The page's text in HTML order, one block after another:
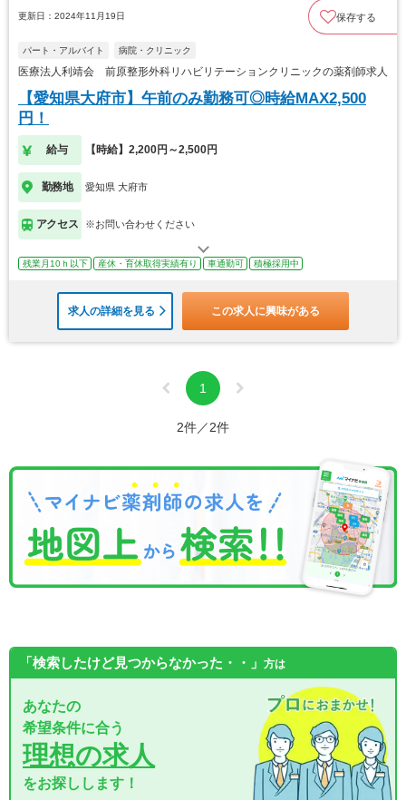
更新日：2024年11月19日 保存する
パート・アルバイト 病院・クリニック
医療法人利靖会 前原整形外科リハビリテーションクリニックの薬剤師求人
【愛知県大府市】午前のみ勤務可◎時給MAX2,500
円！
給与 【時給】2,200円～2,500円
勤務地 愛知県 大府市
アクセス ※お問い合わせください
残業月10ｈ以下 産休・育休取得実績有り 車通勤可 積極採用中
求人の詳細を見る この求人に興味がある
1
2件／2件
「検索したけど見つからなかった・・」 方は
あなたの
希望条件に合う
理想の求人
をお探しします！